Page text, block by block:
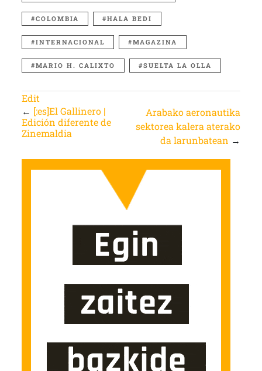
COLOMBIA HALA BEDI
INTERNACIONAL MAGAZINA
MARIO H. CALIXTO SUELTA LA OLLA
Edit
← [:es]El Gallinero |
Edición diferente de
Zinemaldia
Arabako aeronautika
sektorea kalera aterako
da larunbatean →